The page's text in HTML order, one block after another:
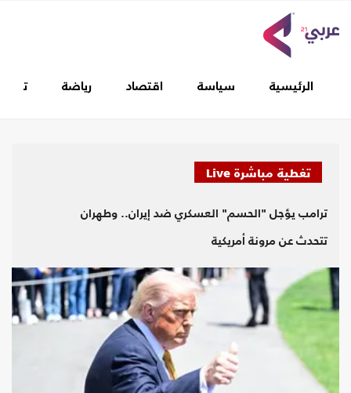
الرئيسية سياسة اقتصاد رياضة
تغطية مباشرة Live
ترامب يؤجل "الحسم" العسكري ضد إيران.. وطهران
تتحدث عن مرونة أمريكية